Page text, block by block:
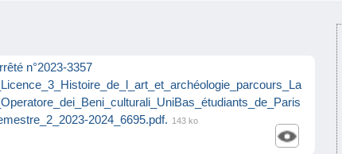
n°2023-3357
2024_6695.pdf. 143 ko